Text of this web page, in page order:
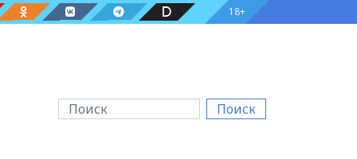
18+
Поиск